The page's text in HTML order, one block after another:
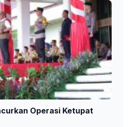
Operasi Ketupat